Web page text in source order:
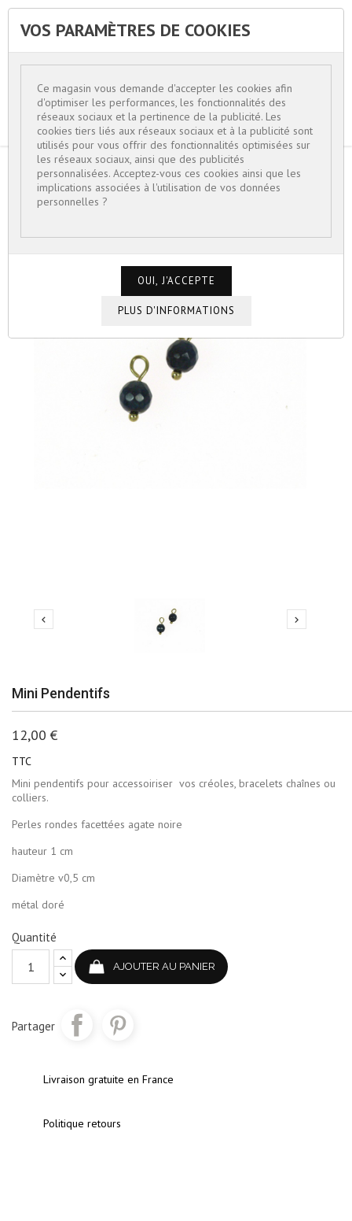
ACCUEIL MINI PENDENTIFS
 
Mini Pendentifs
12,00 €
TTC
Mini pendentifs pour accessoiriser vos créoles, bracelets chaînes ou
colliers.
Perles rondes facettées agate noire
hauteur 1 cm
Diamètre v0,5 cm
métal doré
Quantité
AJOUTER AU PANIER
Partager
Livraison gratuite en France
Politique retours
VOS PARAMÈTRES DE COOKIES
Ce magasin vous demande d'accepter les cookies afin
d'optimiser les performances, les fonctionnalités des
réseaux sociaux et la pertinence de la publicité. Les
cookies tiers liés aux réseaux sociaux et à la publicité sont
utilisés pour vous offrir des fonctionnalités optimisées sur
les réseaux sociaux, ainsi que des publicités
personnalisées. Acceptez-vous ces cookies ainsi que les
implications associées à l'utilisation de vos données
personnelles ?